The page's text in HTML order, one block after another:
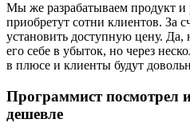
Мы же разрабатываем продукт и
приобретут сотни клиентов. За
установить доступную цену. Да,
его себе в убыток, но через
в плюсе и клиенты будут
Программист посмотрел
дешевле